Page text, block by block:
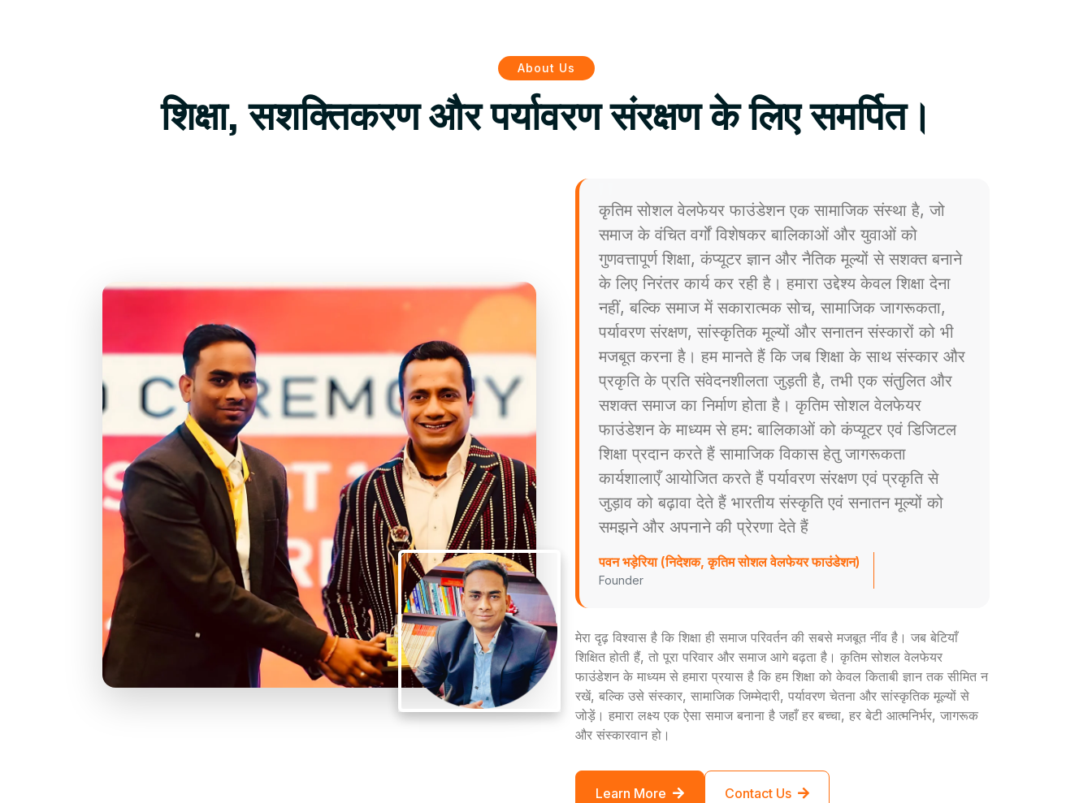
About Us
शिक्षा, सशक्तिकरण और पर्यावरण संरक्षण के लिए समर्पित।
कृतिम सोशल वेलफेयर फाउंडेशन एक सामाजिक संस्था है, जो
समाज के वंचित वर्गों विशेषकर बालिकाओं और युवाओं को
गुणवत्तापूर्ण शिक्षा, कंप्यूटर ज्ञान और नैतिक मूल्यों से सशक्त बनाने
के लिए निरंतर कार्य कर रही है। हमारा उद्देश्य केवल शिक्षा देना
नहीं, बल्कि समाज में सकारात्मक सोच, सामाजिक जागरूकता,
पर्यावरण संरक्षण, सांस्कृतिक मूल्यों और सनातन संस्कारों को भी
मजबूत करना है। हम मानते हैं कि जब शिक्षा के साथ संस्कार और
प्रकृति के प्रति संवेदनशीलता जुड़ती है, तभी एक संतुलित और
सशक्त समाज का निर्माण होता है। कृतिम सोशल वेलफेयर
फाउंडेशन के माध्यम से हम: बालिकाओं को कंप्यूटर एवं डिजिटल
शिक्षा प्रदान करते हैं सामाजिक विकास हेतु जागरूकता
कार्यशालाएँ आयोजित करते हैं पर्यावरण संरक्षण एवं प्रकृति से
जुड़ाव को बढ़ावा देते हैं भारतीय संस्कृति एवं सनातन मूल्यों को
समझने और अपनाने की प्रेरणा देते हैं
पवन भड़ेरिया (निदेशक, कृतिम सोशल वेलफेयर फाउंडेशन)
Founder
मेरा दृढ़ विश्वास है कि शिक्षा ही समाज परिवर्तन की सबसे मजबूत नींव है। जब बेटियाँ
शिक्षित होती हैं, तो पूरा परिवार और समाज आगे बढ़ता है। कृतिम सोशल वेलफेयर
फाउंडेशन के माध्यम से हमारा प्रयास है कि हम शिक्षा को केवल किताबी ज्ञान तक सीमित न
रखें, बल्कि उसे संस्कार, सामाजिक जिम्मेदारी, पर्यावरण चेतना और सांस्कृतिक मूल्यों से
जोड़ें। हमारा लक्ष्य एक ऐसा समाज बनाना है जहाँ हर बच्चा, हर बेटी आत्मनिर्भर, जागरूक
और संस्कारवान हो।
Learn More Contact Us